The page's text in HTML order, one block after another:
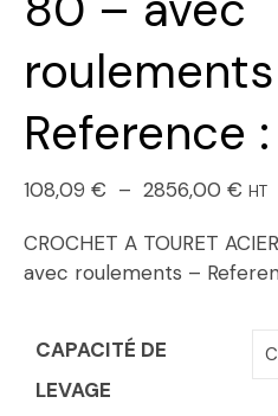
Reference :
108,09 € – 2856,00 € HT
CROCHET A TOURET
avec roulements –
CAPACITÉ DE
LEVAGE